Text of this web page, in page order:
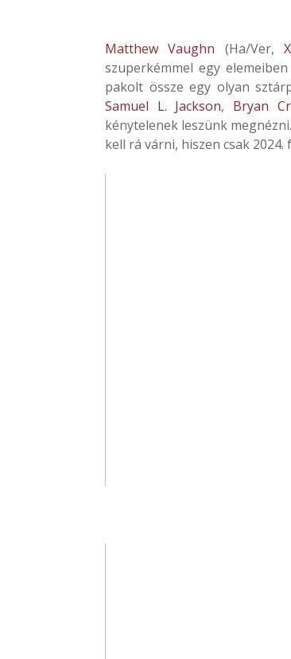
Matthew Vaughn (Ha/Ver,
szuperkémmel egy
pakolt össze egy olyan
Samuel L. Jackson, Bryan
kénytelenek leszünk
kell rá várni, hiszen csak